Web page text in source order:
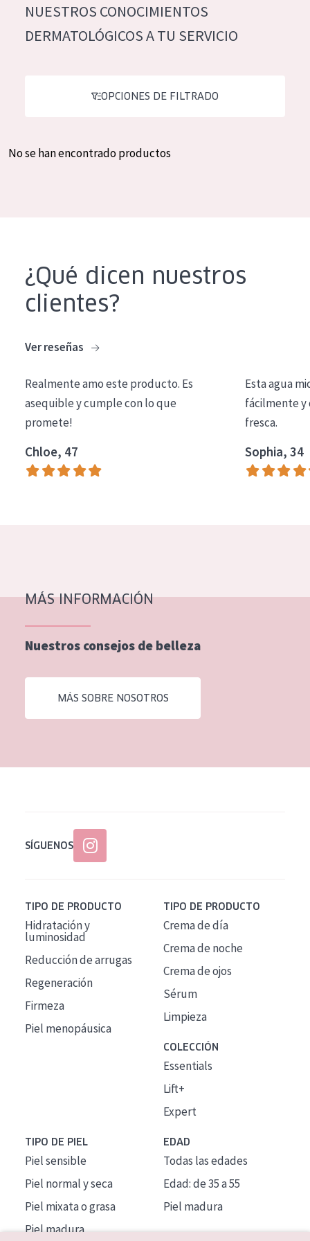
Hidratación y luminosidad
Reducción de arrugas
TIPO DE PRODUCTO
Limpieza
Essentials
Lift+
Expert
Piel sensible
Piel menopáusica
Edad: de 35 a 55
Piel madura
German
Spanish
NUESTROS CONOCIMIENTOS
DERMATOLÓGICOS A TU SERVICIO
OPCIONES DE FILTRADO
No se han encontrado productos
¿Qué dicen nuestros
clientes?
Ver reseñas
Realmente amo este producto. Es
asequible y cumple con lo que
promete!
Chloe, 47
Esta agua
fácilmente y
fresca.
Sophia, 34
MÁS INFORMACIÓN
Nuestros consejos de belleza
MÁS SOBRE NOSOTROS
SÍGUENOS
TIPO DE PRODUCTO
Hidratación y
luminosidad
Reducción de arrugas
Regeneración
Firmeza
Piel menopáusica
TIPO DE PRODUCTO
Crema de día
Crema de noche
Crema de ojos
Sérum
Limpieza
COLECCIÓN
Essentials
Lift+
Expert
TIPO DE PIEL
Piel sensible
Piel normal y seca
Piel mixata o grasa
Piel madura
EDAD
Todas las edades
Edad: de 35 a 55
Piel madura